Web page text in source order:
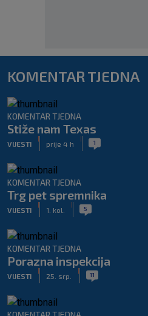
KOMENTAR TJEDNA
KOMENTAR TJEDNA
Stiže nam Texas
VIJESTI prije 4 h 1
KOMENTAR TJEDNA
Trg pet spremnika
VIJESTI 1. kol. 5
KOMENTAR TJEDNA
Porazna inspekcija
VIJESTI 25. srp. 11